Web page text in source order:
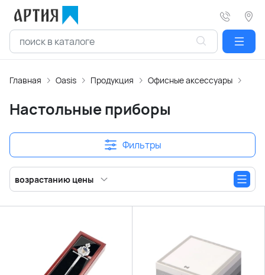
Главная Oasis Продукция Офисные аксессуары
Настольные приборы
Фильтры
возрастанию цены